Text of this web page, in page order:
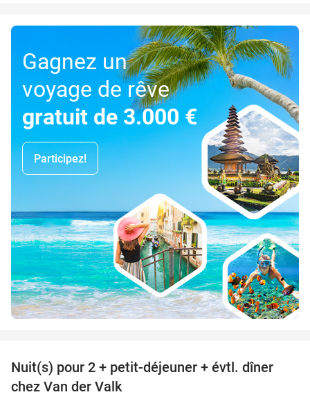
Gagnez un
voyage de rêve
gratuit de 3.000 €
Participez!
51%
Nuit(s) pour 2 + petit-déjeuner + évtl. dîner
chez Van der Valk